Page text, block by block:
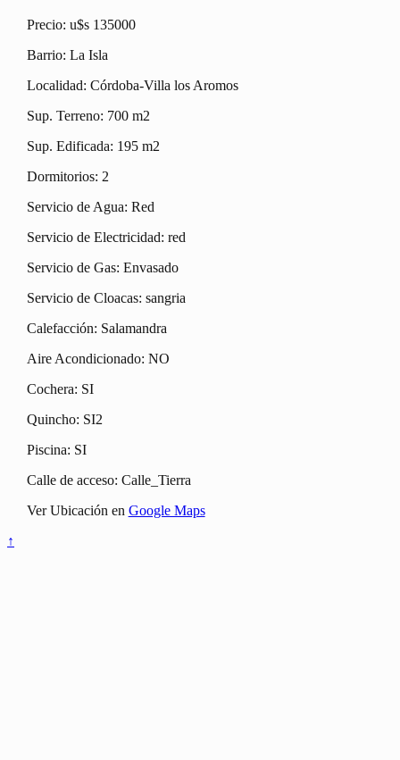
Precio: u$s 135000
Barrio: La Isla
Localidad: Córdoba-Villa los Aromos
Sup. Terreno: 700 m2
Sup. Edificada: 195 m2
Dormitorios: 2
Servicio de Agua: Red
Servicio de Electricidad: red
Servicio de Gas: Envasado
Servicio de Cloacas: sangria
Calefacción: Salamandra
Aire Acondicionado: NO
Cochera: SI
Quincho: SI2
Piscina: SI
Calle de acceso: Calle_Tierra
Ver Ubicación en Google Maps
↑